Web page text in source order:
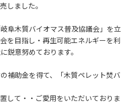
しました。
阜木質バイオマス普及協議会」を立
を目指し・再生可能エネルギーを利
鋭意努めております。
補助金を得て、「木質ペレット焚バ
して・・ご愛用をいただいておりま